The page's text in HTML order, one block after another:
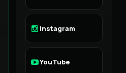
Instagram
YouTube